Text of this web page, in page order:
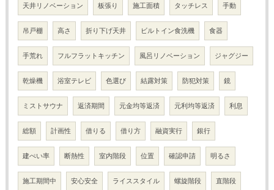
天井リノベーション 板張り 施工面積 タッチレス 手動
吊戸棚 高さ 折り下げ天井 ビルトイン食洗機 食器
手荒れ フルフラットキッチン 風呂リノベーション ジャグジー
乾燥機 浴室テレビ 色選び 結露対策 防犯対策 鏡
ミストサウナ 返済期間 元金均等返済 元利均等返済 利息
総額 計画性 借りる 借り方 融資実行 銀行
建ぺい率 断熱性 室内階段 位置 確認申請 明るさ
施工期間中 安心安全 ライススタイル 螺旋階段 直階段